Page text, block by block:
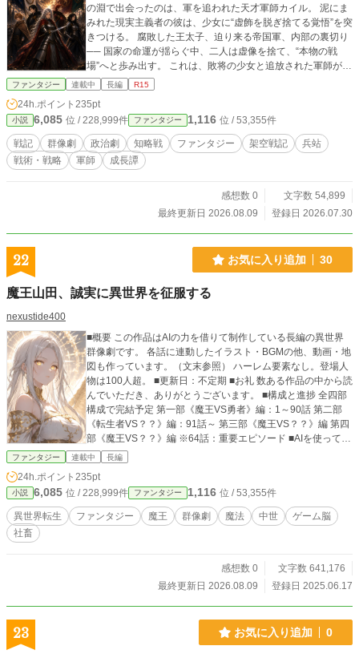
の淵で出会ったのは、軍を追われた天才軍師カイル。 泥にま
みれた現実主義者の彼は、少女に“虚飾を脱ぎ捨てる覚悟”を突
きつける。 腐敗した王太子、迫り来る帝国軍、内部の裏切り
── 国家の命運が揺らぐ中、二人は虚像を捨て、“本物の戦
場”へと歩み出す。 これは、敗将の少女と追放された軍師が、
王国の未来を奪い返すために挑む逆転の戦記譚である。 ※小
補助利用（校正と推敲の参考として使用しています）
ファンタジー 連載中 長編 R15
24h.ポイント 235pt
小説 6,085 位 / 228,999件 ファンタジー 1,116 位 / 53,355件
戦記 群像劇 政治劇 知略戦 ファンタジー 架空戦記
兵站
戦術・戦略
軍師 成長譚
感想数 0
文字数 54,899
最終更新日 2026.08.09
登録日 2026.07.30
22 お気に入り追加 30
魔王山田、誠実に異世界を征服する
nexustide400
■概要 この作品はAIの力を借りて制作している長編の異世界
群像劇です。 各話に連動したイラスト・BGMの他、動画・地
図も作っています。（文末参照） ハーレム要素なし。登場人
物は100人超。 ■更新日：不定期 ■お礼 数ある作品の中から読
んでいただき、ありがとうございます。 ■構成と進捗 全四部
構成で完結予定 第一部《魔王VS勇者》編：1～90話 第二部
《転生者VS？？》編：91話～ 第三部《魔王VS？？》編 第四
部《魔王VS？？》編 ※64話：重要エピソード ■AIを使ってい
る部分(第一部:GPT 第二部:Gemini) ・プロット ：100％自分
：AIと共同作業 ・世界観 ：AIと共同設計 ・各種検
証 ：AIに依頼（設定や論理の確認など） ■その他 ・初の小
説制作です。 ■ワールドマップ https://nexustide400.com/#wo
rld-map (ポータル内の"物語の世界地図") ■キャラクターアー
ntart.com/nexustide400/gallery/97371975/isekai-demon-lord
UYrBphJrw8UaZvE (YouTube内の再生リスト)
ファンタジー 連載中 長編
24h.ポイント 235pt
小説 6,085 位 / 228,999件 ファンタジー 1,116 位 / 53,355件
異世界転生 ファンタジー 魔王 群像劇 魔法 中世
ゲーム脳
社畜
感想数 0
文字数 641,176
最終更新日 2026.08.09
登録日 2025.06.17
23 お気に入り追加 0